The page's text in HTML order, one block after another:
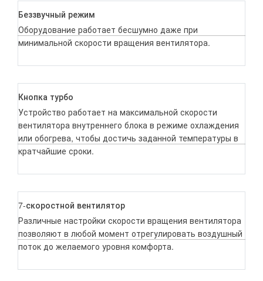
Беззвучный режим
Оборудование работает бесшумно даже при
минимальной скорости вращения вентилятора.
Кнопка турбо
Устройство работает на максимальной скорости
вентилятора внутреннего блока в режиме охлаждения
или обогрева, чтобы достичь заданной температуры в
кратчайшие сроки.
7-скоростной вентилятор
Различные настройки скорости вращения вентилятора
позволяют в любой момент отрегулировать воздушный
поток до желаемого уровня комфорта.